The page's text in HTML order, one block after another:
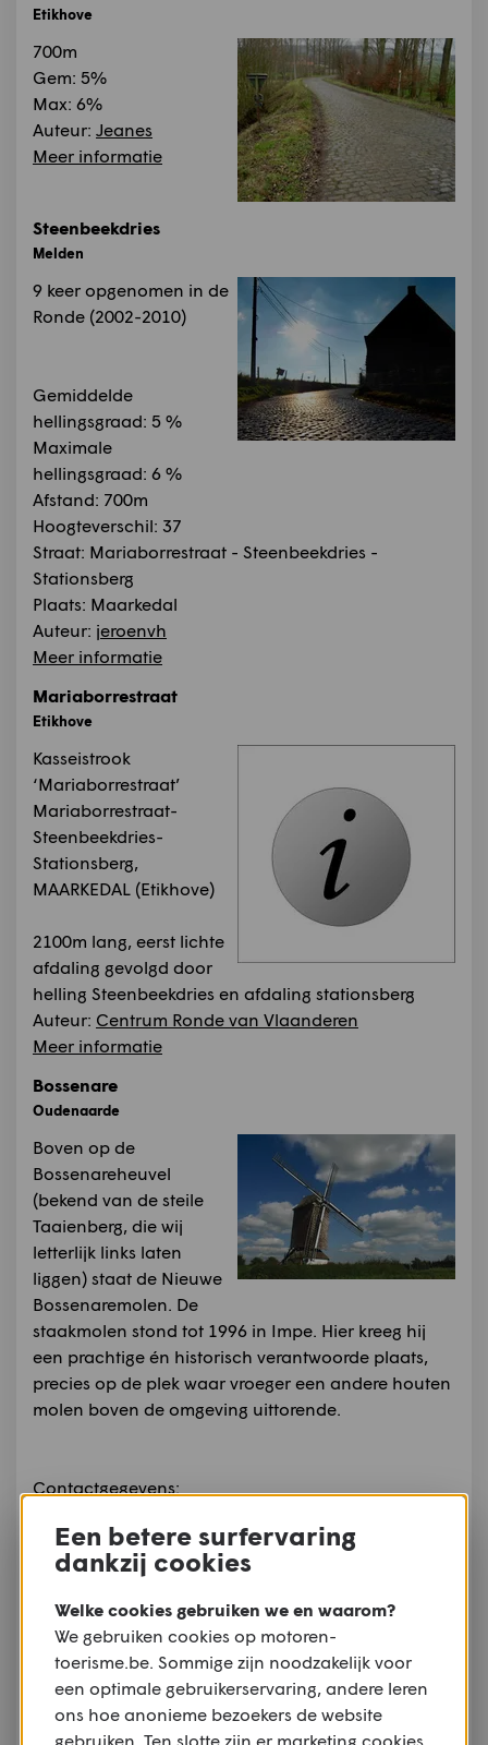
Etikhove
700m
Gem: 5%
Max: 6%
Auteur: Jeanes
Meer informatie
Steenbeekdries
Melden
9 keer opgenomen in de
Ronde (2002-2010)
Gemiddelde
hellingsgraad: 5 %
Maximale
hellingsgraad: 6 %
Afstand: 700m
Hoogteverschil: 37
Straat: Mariaborrestraat - Steenbeekdries -
Stationsberg
Plaats: Maarkedal
Auteur: jeroenvh
Meer informatie
Mariaborrestraat
Etikhove
Kasseistrook
‘Mariaborrestraat’
Mariaborrestraat-
Steenbeekdries-
Stationsberg,
MAARKEDAL (Etikhove)
2100m lang, eerst lichte
afdaling gevolgd door
helling Steenbeekdries en afdaling stationsberg
Auteur: Centrum Ronde van Vlaanderen
Meer informatie
Bossenare
Oudenaarde
Boven op de
Bossenareheuvel
(bekend van de steile
Taaienberg, die wij
letterlijk links laten
liggen) staat de Nieuwe
Bossenaremolen. De
staakmolen stond tot 1996 in Impe. Hier kreeg hij
een prachtige én historisch verantwoorde plaats,
precies op de plek waar vroeger een andere houten
molen boven de omgeving uittorende.
Contactgegevens:
-Bossenare
-9700 Oudenaarde
Bron: TOV
Auteursrechten:All rights reserved
Auteur:Routen
Meer informatie
Villa Tynlon
Maarkedal, Etikhove
Een betere surfervaring
dankzij cookies
Welke cookies gebruiken we en waarom?
We gebruiken cookies op motoren-
toerisme.be. Sommige zijn noodzakelijk voor
een optimale gebruikerservaring, andere leren
ons hoe anonieme bezoekers de website
gebruiken. Ten slotte zijn er marketing cookies